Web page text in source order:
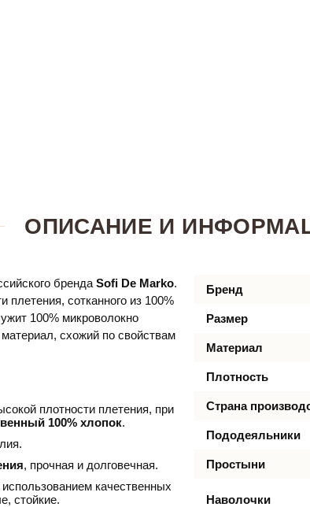
ОПИСАНИЕ И
бренда Sofi De Marko.
плетения, сотканного из 100%
100% микроволокно
схожий по свойствам
плотности плетения, при
100% хлопок.
, прочная и долговечная.
качественных
стойкие.
Бренд
Размер
Материал
Плотность
Страна
Пододеяльники
Простыни
Наволочки